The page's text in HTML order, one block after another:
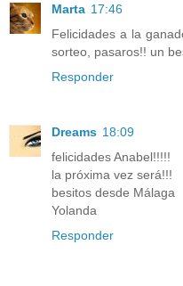
Marta 17:46
Felicidades a la
sorteo, pasaros!! un
Responder
Dreams 18:09
felicidades Anabel!!!!!
la próxima vez será!!!
besitos desde Málaga
Yolanda
Responder